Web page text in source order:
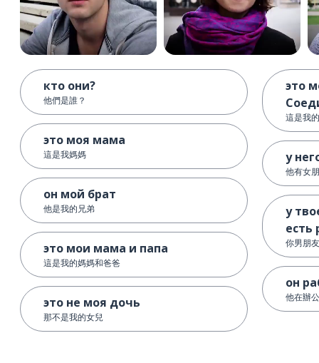
кто они?
他們是誰？
это моя мама
這是我媽媽
он мой брат
他是我的兄弟
это мои мама и папа
這是我的媽媽和爸爸
это не моя дочь
那不是我的女兒
это
這是我
у
他有女
у
есть
你男朋
он
他在辦